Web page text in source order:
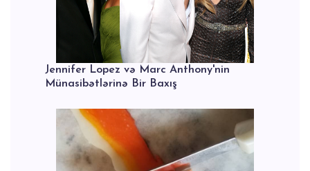
Jennifer Lopez və Marc Anthony'nin
Münasibətlərinə Bir Baxış